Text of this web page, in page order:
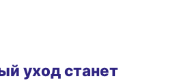
уход станет